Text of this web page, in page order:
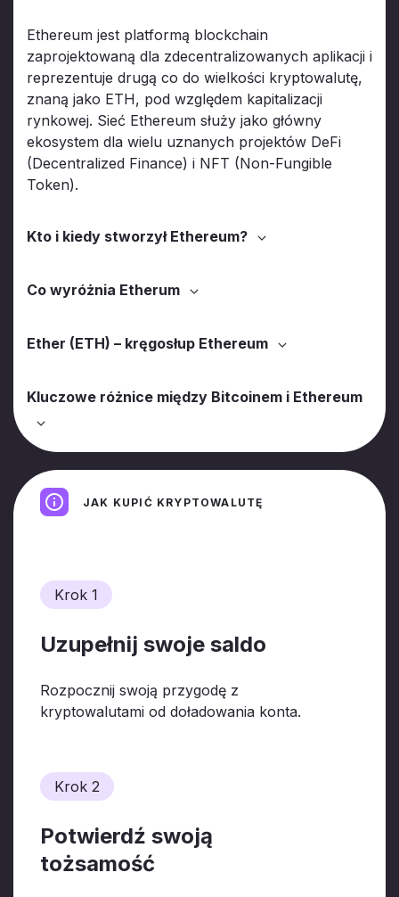
Ethereum jest platformą blockchain
zaprojektowaną dla zdecentralizowanych aplikacji i
reprezentuje drugą co do wielkości kryptowalutę,
znaną jako ETH, pod względem kapitalizacji
rynkowej. Sieć Ethereum służy jako główny
ekosystem dla wielu uznanych projektów DeFi
(Decentralized Finance) i NFT (Non-Fungible
Token).
Kto i kiedy stworzył Ethereum?
Co wyróżnia Etherum
Ether (ETH) – kręgosłup Ethereum
Kluczowe różnice między Bitcoinem i Ethereum
JAK KUPIĆ KRYPTOWALUTĘ
Krok 1
Uzupełnij swoje saldo
Rozpocznij swoją przygodę z
kryptowalutami od doładowania konta.
Krok 2
Potwierdź swoją
tożsamość